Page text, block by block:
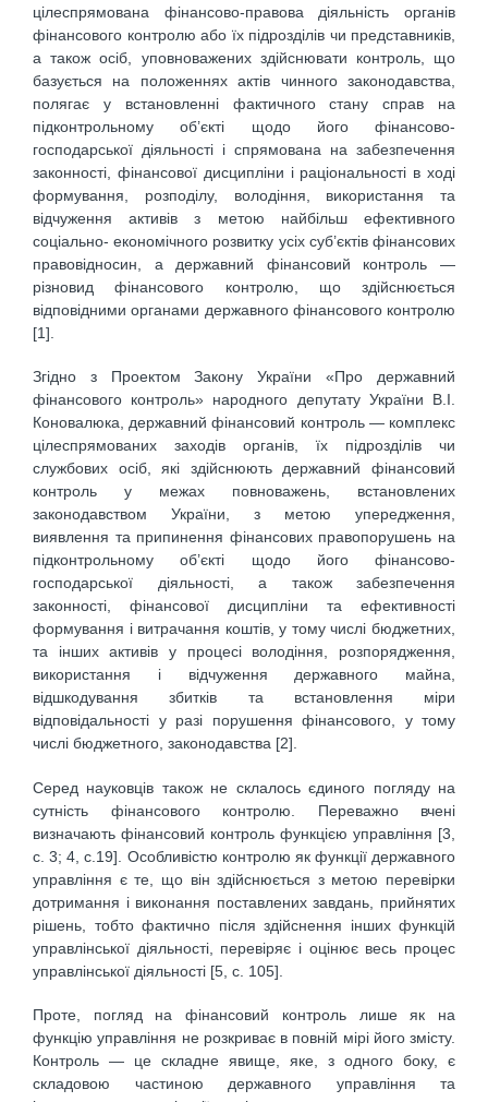
цілеспрямована фінансово-правова діяльність органів
фінансового контролю або їх підрозділів чи представників,
а також осіб, уповноважених здійснювати контроль, що
базується на положеннях актів чинного законодавства,
полягає у встановленні фактичного стану справ на
підконтрольному об’єкті щодо його фінансово-
господарської діяльності і спрямована на забезпечення
законності, фінансової дисципліни і раціональності в ході
формування, розподілу, володіння, використання та
відчуження активів з метою найбільш ефективного
соціально- економічного розвитку усіх суб’єктів фінансових
правовідносин, а державний фінансовий контроль —
різновид фінансового контролю, що здійснюється
відповідними органами державного фінансового контролю
[1].
Згідно з Проектом Закону України «Про державний
фінансового контроль» народного депутату України В.І.
Коновалюка, державний фінансовий контроль — комплекс
цілеспрямованих заходів органів, їх підрозділів чи
службових осіб, які здійснюють державний фінансовий
контроль у межах повноважень, встановлених
законодавством України, з метою упередження,
виявлення та припинення фінансових правопорушень на
підконтрольному об’єкті щодо його фінансово-
господарської діяльності, а також забезпечення
законності, фінансової дисципліни та ефективності
формування і витрачання коштів, у тому числі бюджетних,
та інших активів у процесі володіння, розпорядження,
використання і відчуження державного майна,
відшкодування збитків та встановлення міри
відповідальності у разі порушення фінансового, у тому
числі бюджетного, законодавства [2].
Серед науковців також не склалось єдиного погляду на
сутність фінансового контролю. Переважно вчені
визначають фінансовий контроль функцією управління [3,
с. 3; 4, с.19]. Особливістю контролю як функції державного
управління є те, що він здійснюється з метою перевірки
дотримання і виконання поставлених завдань, прийнятих
рішень, тобто фактично після здійснення інших функцій
управлінської діяльності, перевіряє і оцінює весь процес
управлінської діяльності [5, с. 105].
Проте, погляд на фінансовий контроль лише як на
функцію управління не розкриває в повній мірі його змісту.
Контроль — це складне явище, яке, з одного боку, є
складовою частиною державного управління та